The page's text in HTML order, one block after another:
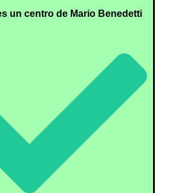
un centro de Mario Benedetti